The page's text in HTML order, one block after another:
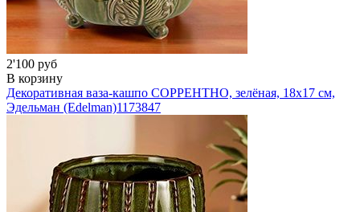
2'100 руб
В корзину
Декоративная ваза-кашпо СОРРЕНТНО, зелёная, 18х17 см,
Эдельман (Edelman)1173847